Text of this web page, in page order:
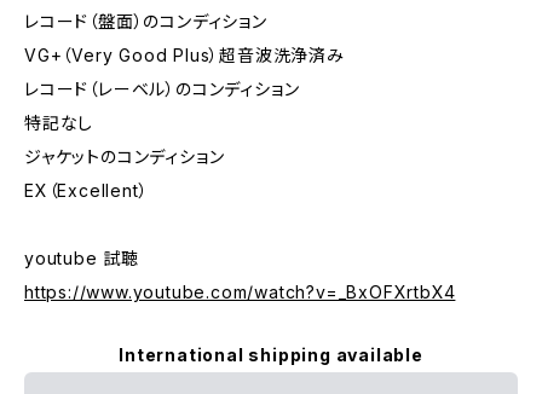
レコード（盤面）のコンディション
VG+（Very Good Plus）超音波洗浄済み
レコード（レーベル）のコンディション
特記なし
ジャケットのコンディション
EX（Excellent）
youtube 試聴
https://www.youtube.com/watch?v=_BxOFXrtbX4
International shipping available